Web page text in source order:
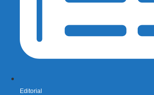
Editorial